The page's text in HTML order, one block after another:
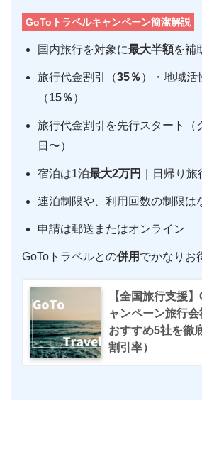
GoToトラベルキャンペーン簡潔解説
国内旅行を対象に最大半額を補
旅行代金割引（35％ ）・地域活
（15％ ）
旅行代金割引を先行スタート（
日〜）
宿泊は1泊最大2万円 ｜日帰り旅
連泊制限や、利用回数の制限は
申請は郵送またはオンライン
GoToトラベルとの併用 でかなりお
【全国旅行支援
ャンペーン旅行会
おすすめ5社を徹
割引率）